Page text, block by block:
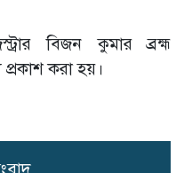
বিজন কুমার ব্রহ্ম
প্রকাশ করা হয়।